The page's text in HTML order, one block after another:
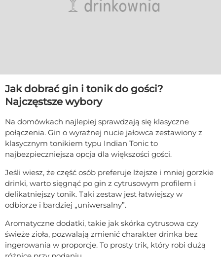
Jak dobrać gin i tonik do gości?
Najczęstsze wybory
Na domówkach najlepiej sprawdzają się klasyczne
połączenia. Gin o wyraźnej nucie jałowca zestawiony z
klasycznym tonikiem typu Indian Tonic to
najbezpieczniejsza opcja dla większości gości.
Jeśli wiesz, że część osób preferuje lżejsze i mniej gorzkie
drinki, warto sięgnąć po gin z cytrusowym profilem i
delikatniejszy tonik. Taki zestaw jest łatwiejszy w
odbiorze i bardziej „uniwersalny”.
Aromatyczne dodatki, takie jak skórka cytrusowa czy
świeże zioła, pozwalają zmienić charakter drinka bez
ingerowania w proporcje. To prosty trik, który robi dużą